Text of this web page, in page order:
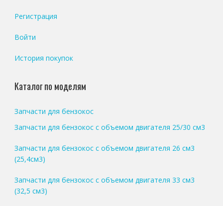
Регистрация
Войти
История покупок
Каталог по моделям
Запчасти для бензокос
Запчасти для бензокос с объемом двигателя 25/30 см3
Запчасти для бензокос с объемом двигателя 26 см3
(25,4см3)
Запчасти для бензокос с объемом двигателя 33 см3
(32,5 см3)